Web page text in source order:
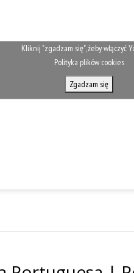
Kliknij "zgadzam się", żeby włączyć
Polityka plików cookies
Zgadzam się